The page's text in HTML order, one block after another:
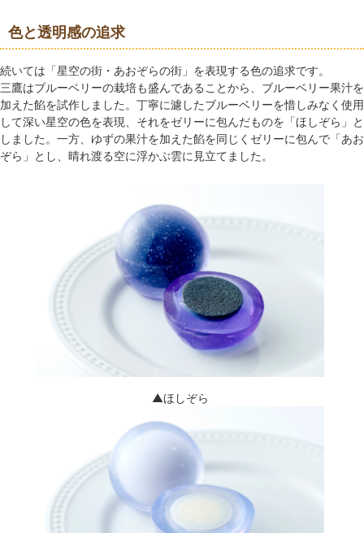
色と透明感の追求
続いては「星空の街・あおぞらの街」を表現する色の追求です。
三鷹はブルーベリーの栽培も盛んであることから、ブルーベリー果汁を
加えた餡を試作しました。丁寧に濾したブルーベリーを惜しみなく使用
して深い星空の色を表現、それをゼリーに包んだものを「ほしぞら」と
しました。一方、ゆずの果汁を加えた餡を同じくゼリーに包んで「あお
ぞら」とし、晴れ渡る空に浮かぶ雲に見立てました。
▲ほしぞら